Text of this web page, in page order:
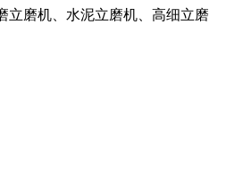
立磨机、水泥立磨机、高细立磨